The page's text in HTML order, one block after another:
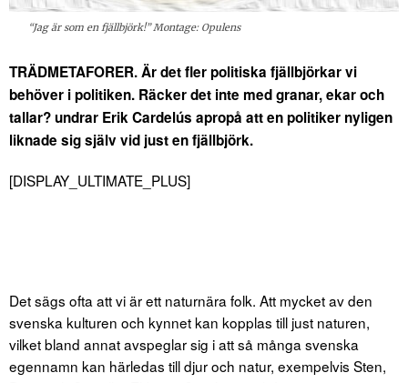
“Jag är som en fjällbjörk!” Montage: Opulens
TRÄDMETAFORER. Är det fler politiska fjällbjörkar vi
behöver i politiken. Räcker det inte med granar, ekar och
tallar? undrar Erik Cardelús apropå att en politiker nyligen
liknade sig själv vid just en fjällbjörk.
[DISPLAY_ULTIMATE_PLUS]
Det sägs ofta att vi är ett naturnära folk. Att mycket av den
svenska kulturen och kynnet kan kopplas till just naturen,
vilket bland annat avspeglar sig i att så många svenska
egennamn kan härledas till djur och natur, exempelvis Sten,